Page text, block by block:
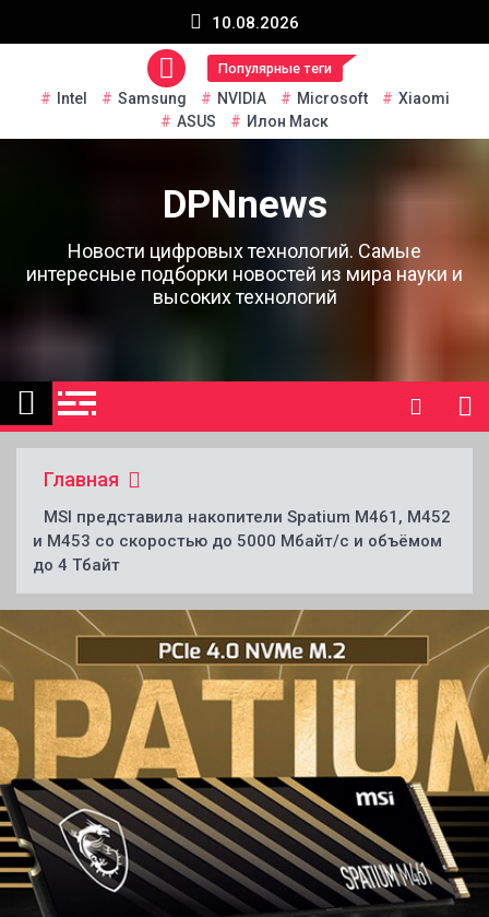
10.08.2026
Популярные теги
Intel Samsung NVIDIA Microsoft
Xiaomi
ASUS
Илон Маск
DPNnews
Новости цифровых технологий. Самые
интересные подборки новостей из мира науки и
высоких технологий
Главная
MSI представила накопители Spatium M461, M452
и M453 со скоростью до 5000 Мбайт/с и объёмом
до 4 Тбайт